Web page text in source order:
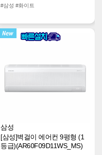
#삼성 #화이트
삼성
[삼성]벽걸이 에어컨 9평형 (1
등급)(AR60F09D11WS_MS)